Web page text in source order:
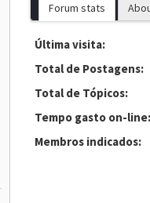
Forum stats
Última visita:
Total de Postagens:
Total de Tópicos:
Tempo gasto on-line:
Membros indicados: